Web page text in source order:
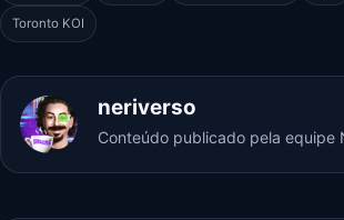
Toronto KOI
neriverso
Conteúdo publicado pela equipe